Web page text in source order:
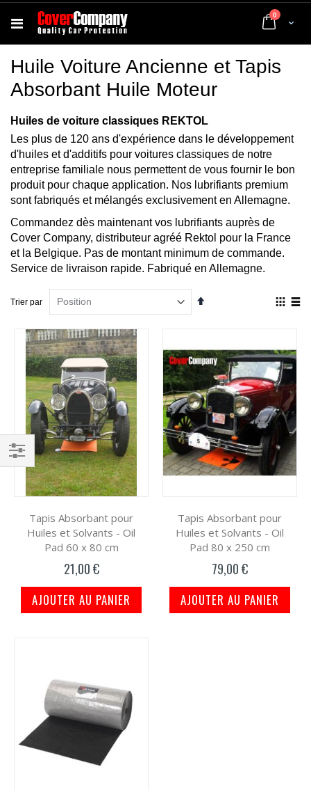
Cart
0 articles
Huile Voiture Ancienne et Tapis
Absorbant Huile Moteur
Huiles de voiture classiques REKTOL
Les plus de 120 ans d'expérience dans le développement
d'huiles et d'additifs pour voitures classiques de notre
entreprise familiale nous permettent de vous fournir le bon
produit pour chaque application. Nos lubrifiants premium
sont fabriqués et mélangés exclusivement en Allemagne.
Commandez dès maintenant vos lubrifiants auprès de
Cover Company, distributeur agréé Rektol pour la France
et la Belgique. Pas de montant minimum de commande.
Service de livraison rapide. Fabriqué en Allemagne.
Trier par
Par
Tapis Absorbant pour
Huiles et Solvants - Oil
Pad 60 x 80 cm
21,00 €
AJOUTER AU PANIER
Tapis Absorbant pour
Huiles et Solvants - Oil
Pad 80 x 250 cm
79,00 €
AJOUTER AU PANIER
Filtrer